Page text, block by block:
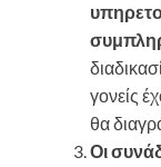
γονείς
θα
Οι